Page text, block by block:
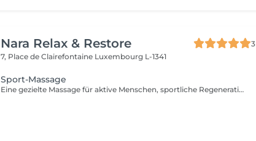
Nara Relax & Restore
3
7, Place de Clairefontaine Luxembourg L-1341
Sport-Massage
Eine gezielte Massage für aktive Menschen, sportliche Regeneration und die Pflege der Muskulatur. Durch intensive Drucktechniken werden Muskelverspannungen gelöst, Verhärtungen reduziert, die Beweglichkeit verbessert und die Regeneration nach körperlicher Belastung unterstützt.